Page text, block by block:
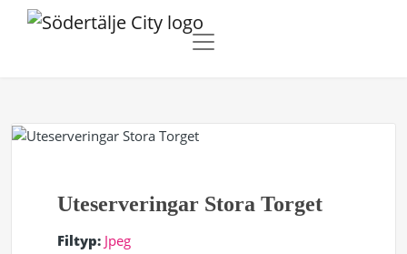
Uteserveringar Stora Torget
Filtyp: Jpeg